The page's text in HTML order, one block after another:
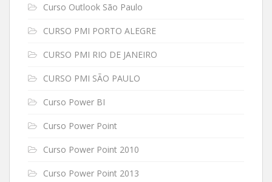
Curso Outlook São Paulo
CURSO PMI PORTO ALEGRE
CURSO PMI RIO DE JANEIRO
CURSO PMI SÃO PAULO
Curso Power BI
Curso Power Point
Curso Power Point 2010
Curso Power Point 2013